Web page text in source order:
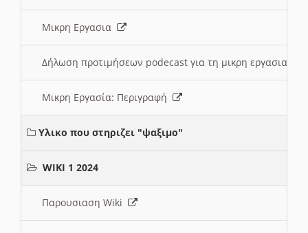
Μικρη Εργασια
Δήλωση προτιμήσεων podecast για τη μικρη εργασια
Μικρη Εργασία: Περιγραφή
Υλικο που στηριζει "ψαξιμο"
WIKI 1 2024
Παρουσιαση Wiki